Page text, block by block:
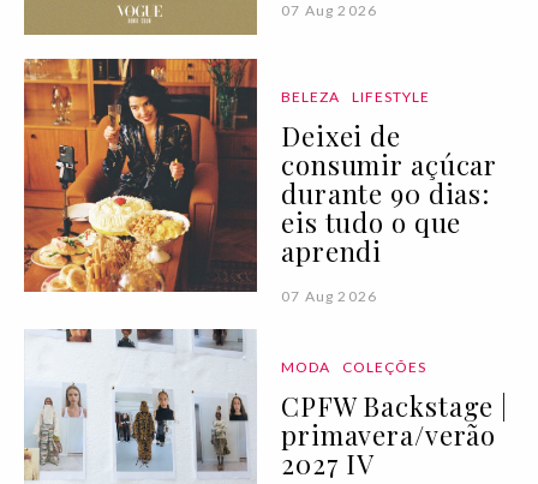
07 Aug 2026
BELEZA LIFESTYLE
Deixei de
consumir açúcar
durante 90 dias:
eis tudo o que
aprendi
07 Aug 2026
MODA COLEÇÕES
CPFW Backstage |
primavera/verão
2027 IV